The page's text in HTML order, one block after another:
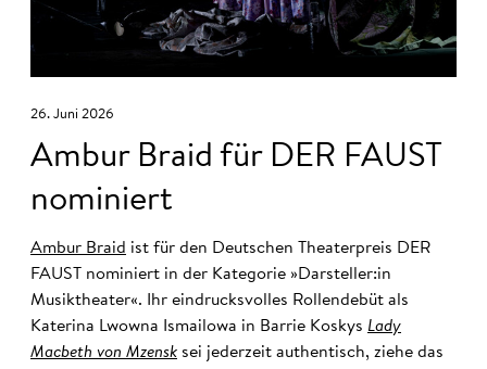
26. Juni 2026
Ambur Braid für DER FAUST
nominiert
Ambur Braid ist für den Deutschen Theaterpreis DER
FAUST nominiert in der Kategorie »Darsteller:in
Musiktheater«. Ihr eindrucksvolles Rollendebüt als
Katerina Lwowna Ismailowa in Barrie Koskys Lady
Macbeth von Mzensk sei jederzeit authentisch, ziehe das